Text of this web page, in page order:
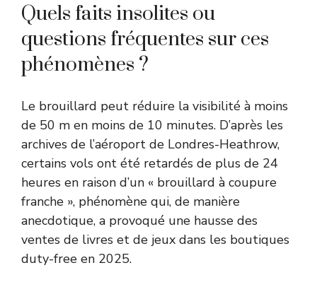
Quels faits insolites ou
questions fréquentes sur ces
phénomènes ?
Le brouillard peut réduire la visibilité à moins
de 50 m en moins de 10 minutes. D’après les
archives de l’aéroport de Londres-Heathrow,
certains vols ont été retardés de plus de 24
heures en raison d’un « brouillard à coupure
franche », phénomène qui, de manière
anecdotique, a provoqué une hausse des
ventes de livres et de jeux dans les boutiques
duty-free en 2025.